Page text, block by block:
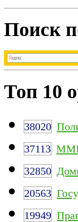
Поиск
Топ 10
38020
37113
32850
20563
19949